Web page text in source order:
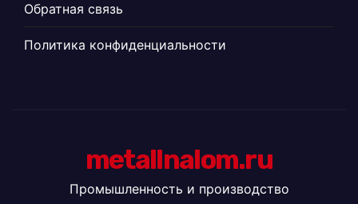
Обратная связь
Политика конфиденциальности
metallnalom.ru
Промышленность и производство